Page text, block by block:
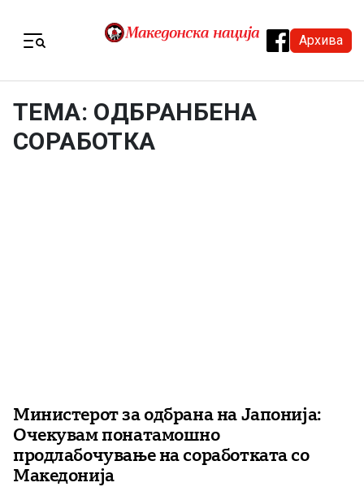
Архива
ТЕМА: ОДБРАНБЕНА
СОРАБОТКА
Министерот за одбрана на Јапонија:
Очекувам понатамошно
продлабочување на соработката со
Македонија